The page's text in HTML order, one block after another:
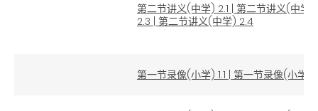
第二节讲义(中学) 2.1 | 第二节讲义(中学)
2.3 | 第二节讲义(中学) 2.4
第一节录像(小学) 1.1 | 第一节录像(小学)